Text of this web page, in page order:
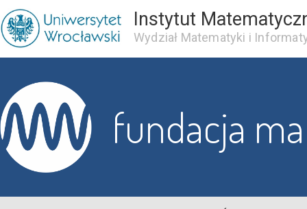
Instytut
Wydział Matematyki i
fundacja